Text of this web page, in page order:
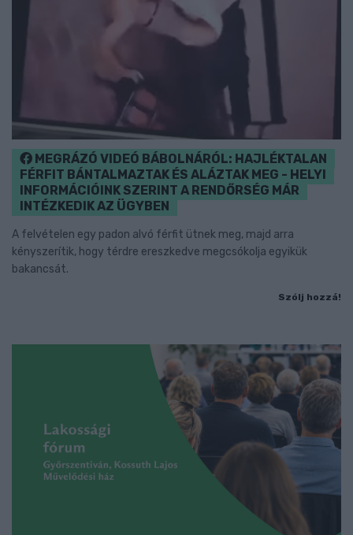
MEGRÁZÓ VIDEÓ BÁBOLNÁRÓL: HAJLÉKTALAN
FÉRFIT BÁNTALMAZTAK ÉS ALÁZTAK MEG - HELYI
INFORMÁCIÓINK SZERINT A RENDŐRSÉG MÁR
INTÉZKEDIK AZ ÜGYBEN
A felvételen egy padon alvó férfit ütnek meg, majd arra
kényszerítik, hogy térdre ereszkedve megcsókolja egyikük
bakancsát.
Szólj hozzá!